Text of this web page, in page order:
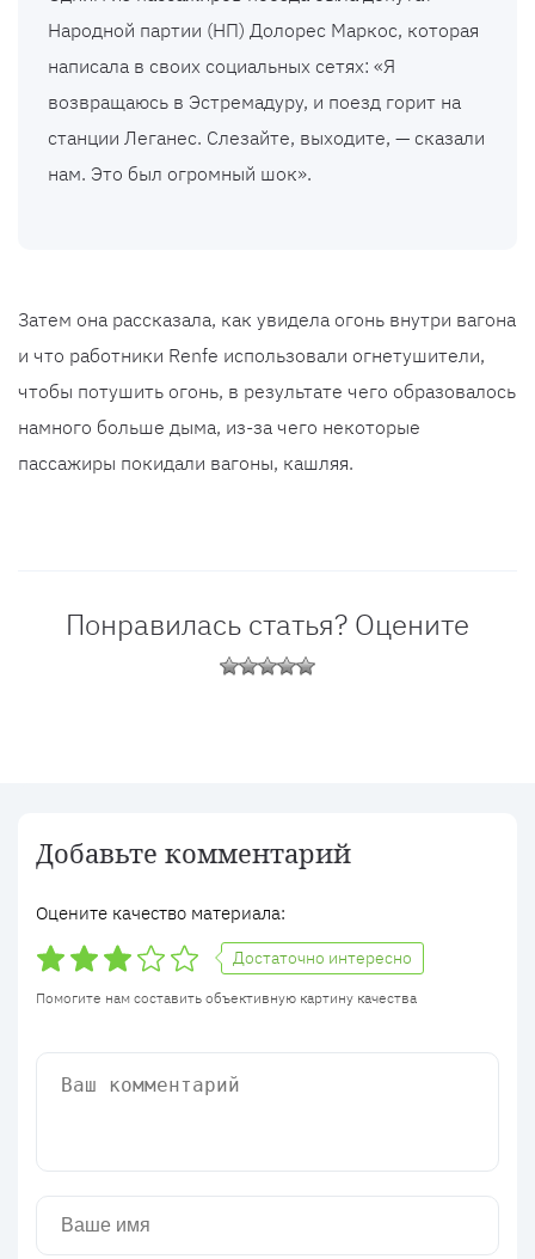
Народной партии (НП) Долорес Маркос, которая
написала в своих социальных сетях: «Я
возвращаюсь в Эстремадуру, и поезд горит на
станции Леганес. Слезайте, выходите, — сказали
нам. Это был огромный шок».
Затем она рассказала, как увидела огонь внутри вагона
и что работники Renfe использовали огнетушители,
чтобы потушить огонь, в результате чего образовалось
намного больше дыма, из-за чего некоторые
пассажиры покидали вагоны, кашляя.
Понравилась статья? Оцените
Добавьте комментарий
Оцените качество материала:
Достаточно интересно
Помогите нам составить объективную картину качества